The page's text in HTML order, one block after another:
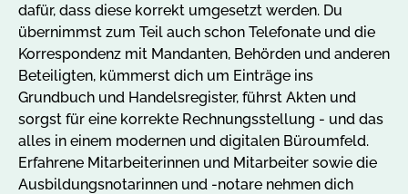
dafür, dass diese korrekt umgesetzt werden. Du
übernimmst zum Teil auch schon Telefonate und die
Korrespondenz mit Mandanten, Behörden und anderen
Beteiligten, kümmerst dich um Einträge ins
Grundbuch und Handelsregister, führst Akten und
sorgst für eine korrekte Rechnungsstellung - und das
alles in einem modernen und digitalen Büroumfeld.
Erfahrene Mitarbeiterinnen und Mitarbeiter sowie die
Ausbildungsnotarinnen und -notare nehmen dich